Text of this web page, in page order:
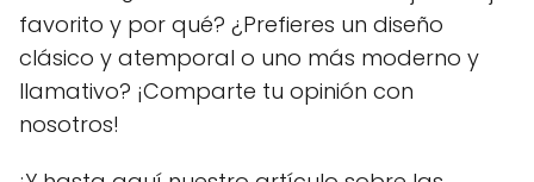
favorito y por qué? ¿Prefieres un diseño
clásico y atemporal o uno más moderno y
llamativo? ¡Comparte tu opinión con
nosotros!